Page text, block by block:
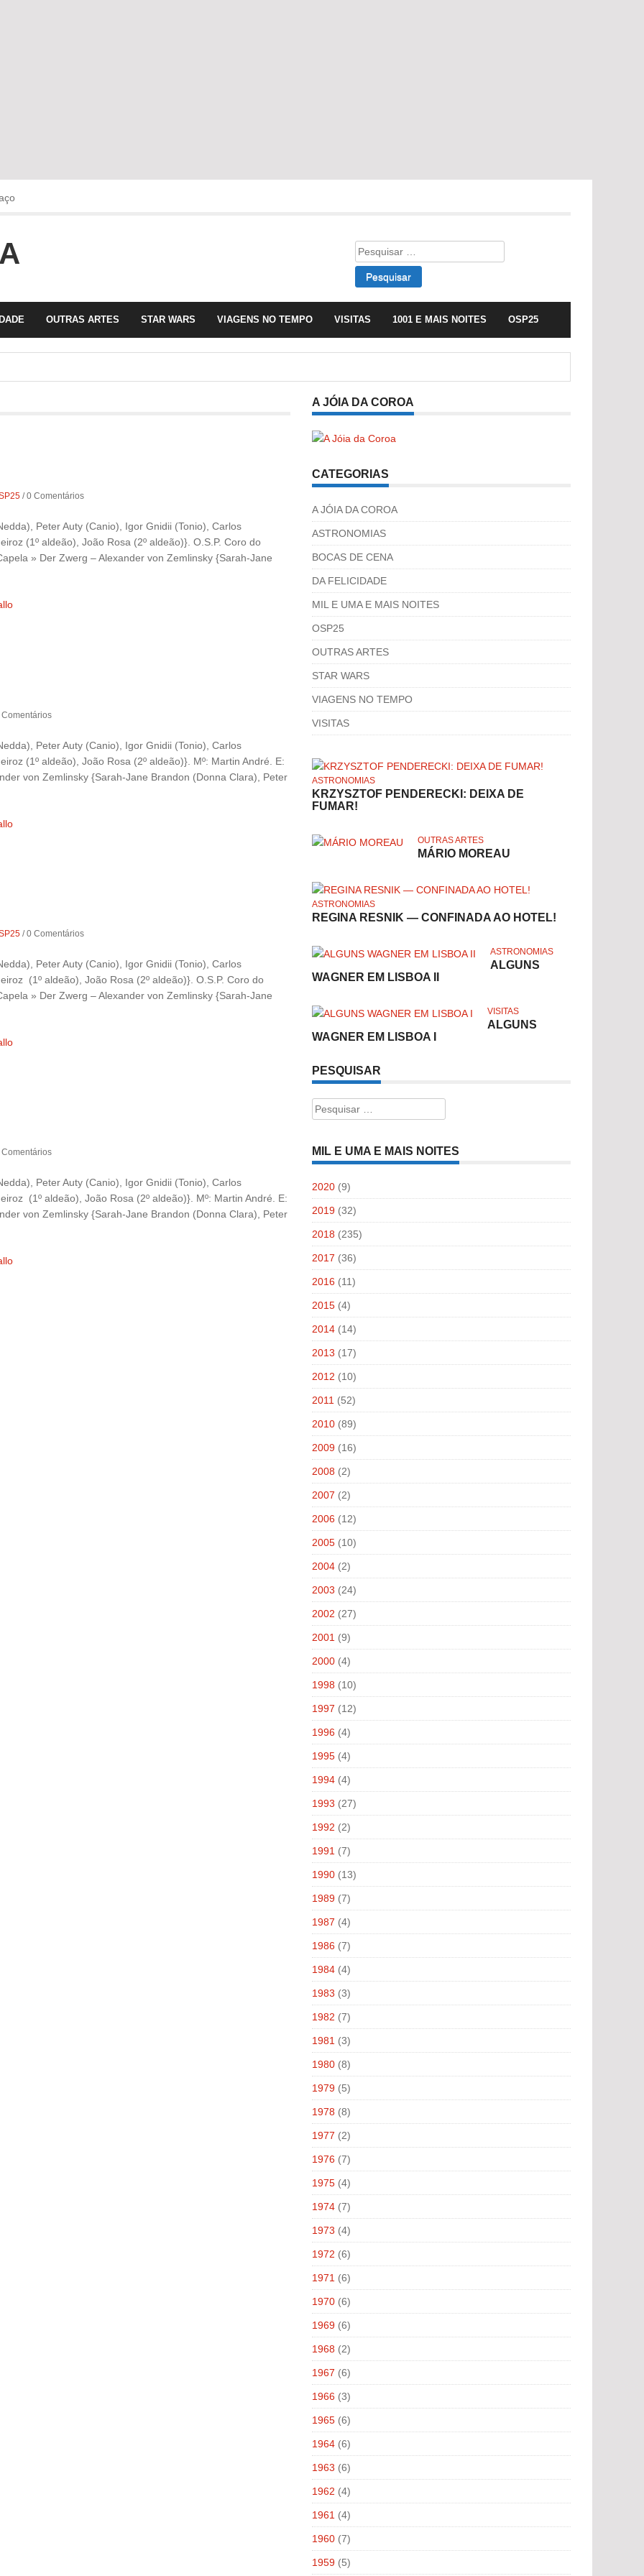
Olga Roriz
Pesquisar
por:
OUTRAS ARTES STAR WARS VIAGENS NO TEMPO VISITAS 1001 E MAIS NOITES OSP25
/0 Comentários
Peter Auty (Canio), Igor Gnidii (Tonio), Carlos
(1º aldeão), João Rosa (2º aldeão)}. O.S.P. Coro do
» Der Zwerg – Alexander von Zemlinsky {Sarah-Jane
Comentários
Peter Auty (Canio), Igor Gnidii (Tonio), Carlos
(1º aldeão), João Rosa (2º aldeão)}. Mº: Martin André. E:
von Zemlinsky {Sarah-Jane Brandon (Donna Clara), Peter
/0 Comentários
Peter Auty (Canio), Igor Gnidii (Tonio), Carlos
(1º aldeão), João Rosa (2º aldeão)}. O.S.P. Coro do
» Der Zwerg – Alexander von Zemlinsky {Sarah-Jane
Comentários
Peter Auty (Canio), Igor Gnidii (Tonio), Carlos
(1º aldeão), João Rosa (2º aldeão)}. Mº: Martin André. E:
von Zemlinsky {Sarah-Jane Brandon (Donna Clara), Peter
A JÓIA DA COROA
CATEGORIAS
A JÓIA DA COROA
ASTRONOMIAS
BOCAS DE CENA
DA FELICIDADE
MIL E UMA E MAIS NOITES
OSP25
OUTRAS ARTES
STAR WARS
VIAGENS NO TEMPO
VISITAS
ASTRONOMIAS
KRZYSZTOF PENDERECKI: DEIXA DE
FUMAR!
OUTRAS ARTES
MÁRIO MOREAU
ASTRONOMIAS
REGINA RESNIK — CONFINADA AO HOTEL!
ASTRONOMIAS
ALGUNS
WAGNER EM LISBOA II
VISITAS
ALGUNS
WAGNER EM LISBOA I
PESQUISAR
Pesquisar
por:
MIL E UMA E MAIS NOITES
2020 (9)
2019 (32)
2018 (235)
2017 (36)
2016 (11)
2015 (4)
2014 (14)
2013 (17)
2012 (10)
2011 (52)
2010 (89)
2009 (16)
2008 (2)
2007 (2)
2006 (12)
2005 (10)
2004 (2)
2003 (24)
2002 (27)
2001 (9)
2000 (4)
1998 (10)
1997 (12)
1996 (4)
1995 (4)
1994 (4)
1993 (27)
1992 (2)
1991 (7)
1990 (13)
1989 (7)
1987 (4)
1986 (7)
1984 (4)
1983 (3)
1982 (7)
1981 (3)
1980 (8)
1979 (5)
1978 (8)
1977 (2)
1976 (7)
1975 (4)
1974 (7)
1973 (4)
1972 (6)
1971 (6)
1970 (6)
1969 (6)
1968 (2)
1967 (6)
1966 (3)
1965 (6)
1964 (6)
1963 (6)
1962 (4)
1961 (4)
1960 (7)
1959 (5)